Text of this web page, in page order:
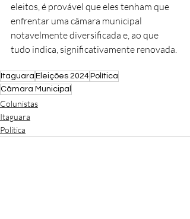
eleitos, é provável que eles tenham que
enfrentar uma câmara municipal
notavelmente diversificada e, ao que
tudo indica, significativamente renovada.
Itaguara Eleições 2024 Política
Câmara Municipal
Colunistas
Itaguara
Política